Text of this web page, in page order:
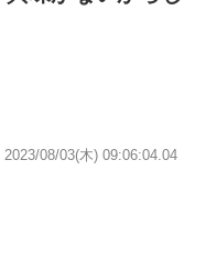
2023/08/03(木) 09:06:04.04